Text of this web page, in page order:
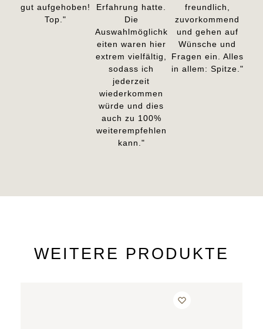
gut aufgehoben!
Top."
Erfahrung hatte.
Die
Auswahlmöglichk
eiten waren hier
extrem vielfältig,
sodass ich
jederzeit
wiederkommen
würde und dies
auch zu 100%
weiterempfehlen
kann."
freundlich,
zuvorkommend
und gehen auf
Wünsche und
Fragen ein. Alles
in allem: Spitze."
WEITERE PRODUKTE